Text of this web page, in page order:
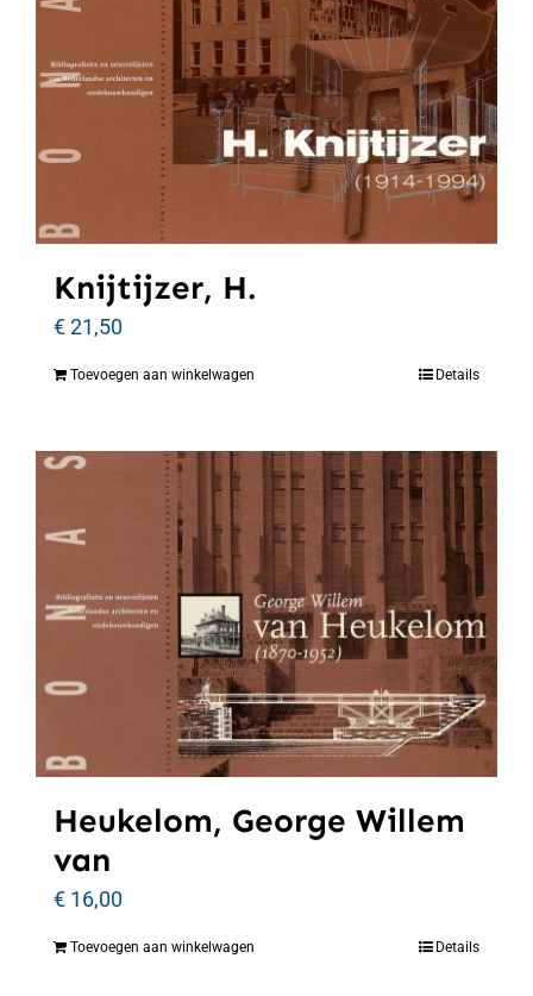
Knijtijzer, H.
€21,50
Toevoegen aan winkelwagen Details
Heukelom, George Willem
van
€ 16,00
Toevoegen aan winkelwagen Details